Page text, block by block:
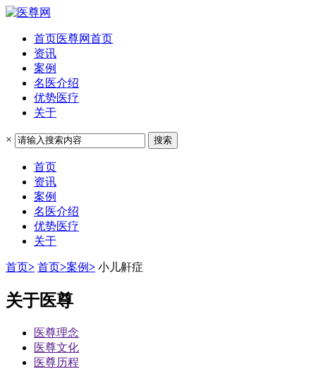
首页医尊网首页
资讯
案例
名医介绍
优势医疗
关于
× 搜索
首页
资讯
案例
名医介绍
优势医疗
关于
首页> 首页>案例> 小儿鼾症
关于医尊
医尊理念
医尊文化
医尊历程